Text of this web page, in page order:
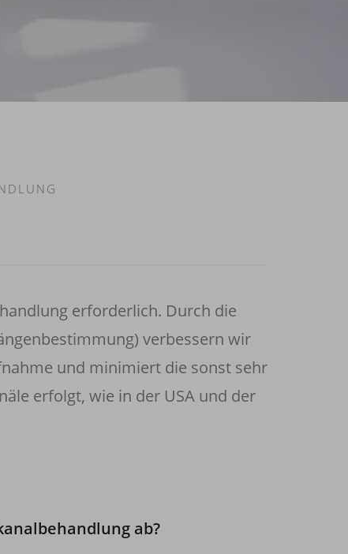
erforderlich. Durch die
verbessern wir
und minimiert die sonst sehr
erfolgt, wie in der USA und der
ab?